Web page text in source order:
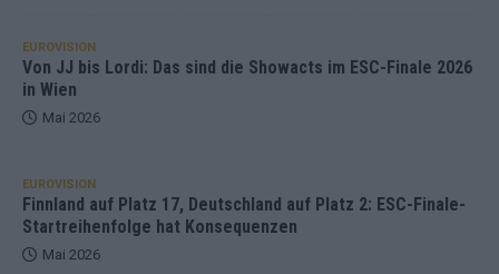
EUROVISION
Von JJ bis Lordi: Das sind die Showacts im ESC-Finale 2026
in Wien
Mai 2026
EUROVISION
Finnland auf Platz 17, Deutschland auf Platz 2: ESC-Finale-
Startreihenfolge hat Konsequenzen
Mai 2026